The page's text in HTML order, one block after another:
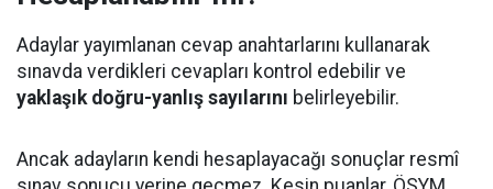
Adaylar yayımlanan cevap anahtarlarını kullanarak
sınavda verdikleri cevapları kontrol edebilir ve
yaklaşık doğru-yanlış sayılarını belirleyebilir.
Ancak adayların kendi hesaplayacağı sonuçlar resmî